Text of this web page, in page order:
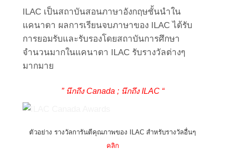
ILAC เป็นสถาบันสอนภาษาอังกฤษชั้นนำใน
แคนาดา ผลการเรียนจบภาษาของ ILAC ได้รับ
การยอมรับและรับรองโดยสถาบันการศึกษา
จำนวนมากในแคนาดา ILAC รับรางวัลต่างๆ
มากมาย
” นึกถึง Canada ; นึกถึง ILAC “
ตัวอย่าง รางวัลการันตีคุณภาพของ ILAC สำหรับรางวัลอื่นๆ
คลิก